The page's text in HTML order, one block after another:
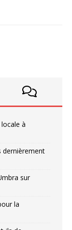
à
dernièrement
sur
la